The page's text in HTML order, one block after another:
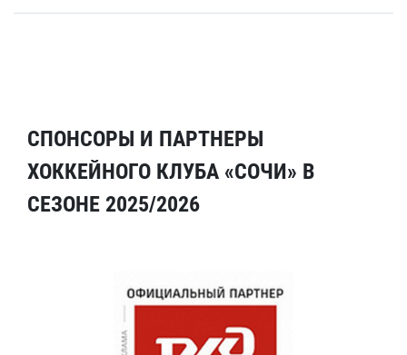
СПОНСОРЫ И ПАРТНЕРЫ
ХОККЕЙНОГО КЛУБА «СОЧИ» В
СЕЗОНЕ 2025/2026